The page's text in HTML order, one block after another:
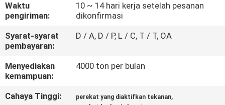
BERITA
KASUS-
KASUS
Waktu
pengiriman:
10 ~ 14 hari kerja setelah pesanan
dikonfirmasi
Syarat-syarat
pembayaran:
D / A, D / P, L / C, T / T, OA
Menyediakan
kemampuan:
4000 ton per bulan
Cahaya Tinggi: perekat yang diaktifkan tekanan,